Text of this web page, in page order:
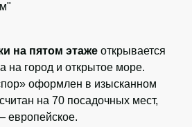
на пятом этаже открывается
на город и открытое море.
оформлен в изысканном
на 70 посадочных мест,
европейское.